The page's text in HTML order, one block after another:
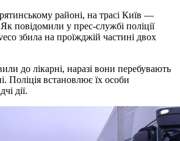
районі, на трасі Київ —
повідомили у прес-службі поліції
збила на проїжджій частині двох
до лікарні, наразі вони перебувають
Поліція встановлює їх особи
дії.